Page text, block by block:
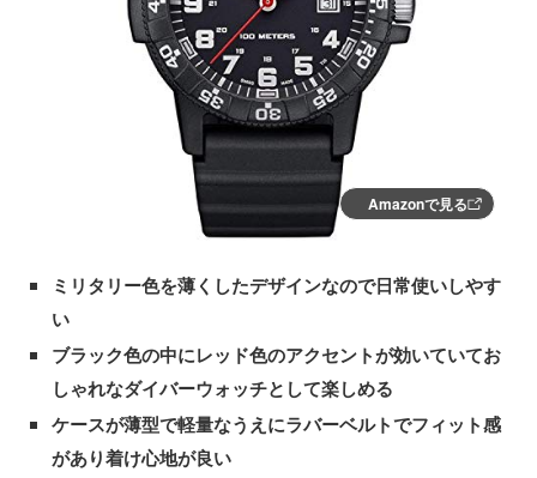
Amazonで見る
ミリタリー色を薄くしたデザインなので日常使いしやす
い
ブラック色の中にレッド色のアクセントが効いていてお
しゃれなダイバーウォッチとして楽しめる
ケースが薄型で軽量なうえにラバーベルトでフィット感
があり着け心地が良い